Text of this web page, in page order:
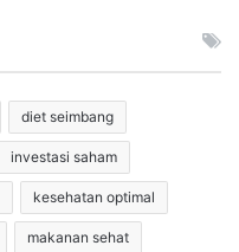
diet seimbang
investasi saham
kesehatan optimal
makanan sehat